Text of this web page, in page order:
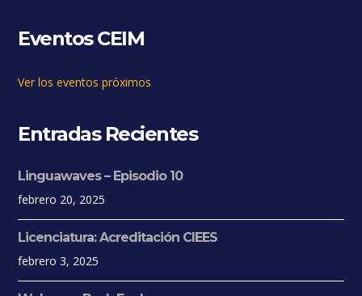
Eventos CEIM
Ver los eventos próximos
Entradas Recientes
Linguawaves – Episodio 10
febrero 20, 2025
Licenciatura: Acreditación CIEES
febrero 3, 2025